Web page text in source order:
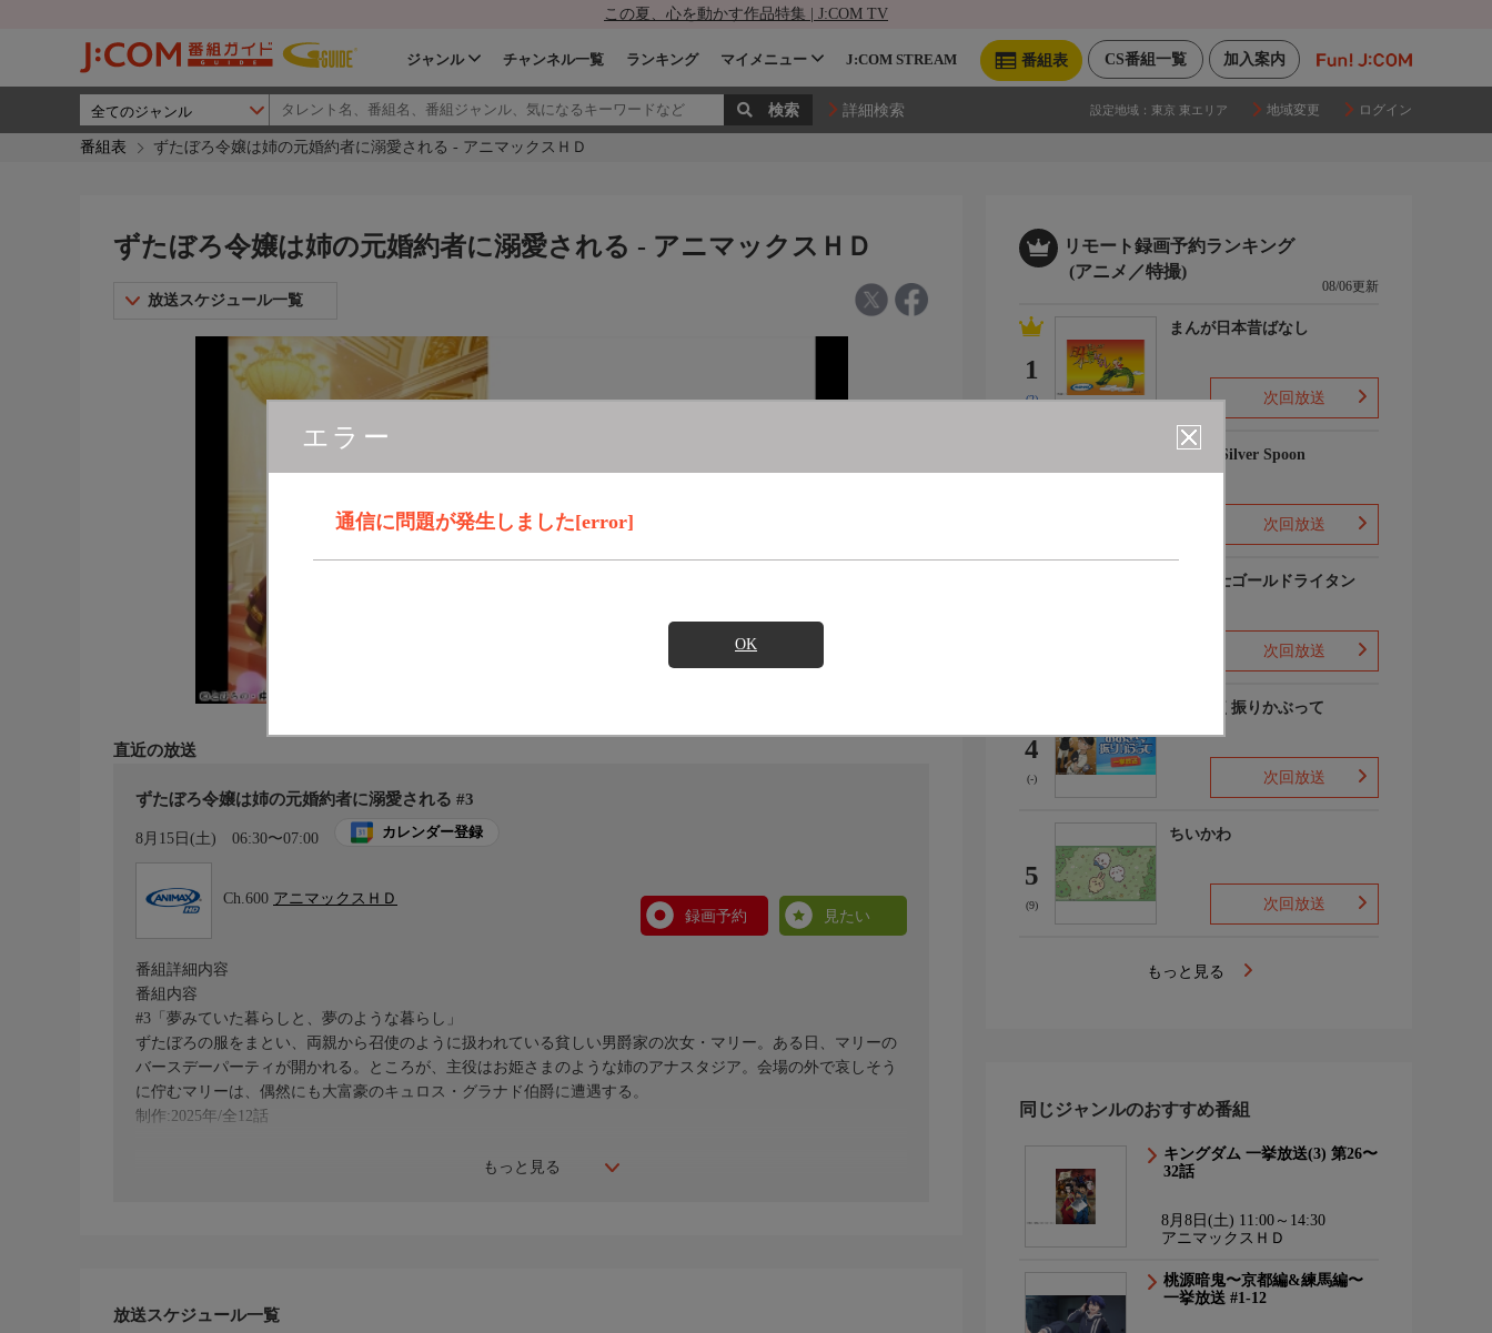
この夏、心を動かす作品特集 | J:COM TV
加入案内
CS番組一覧
番組表
ジャンル チャンネル一覧 ランキング マイメニュー J:COM STREAM
詳細検索 設定地域： 東京 東エリア 地域変更 ログイン
番組表 ずたぼろ令嬢は姉の元婚約者に溺愛される - アニマックスＨＤ
エラー
通信に問題が発生しました[error]
OK
ずたぼろ令嬢は姉の元婚約者に溺愛される - アニマックスＨＤ
放送スケジュール一覧
直近の放送
ずたぼろ令嬢は姉の元婚約者に溺愛される #3
8月15日(土) 06:30〜07:00 カレンダー登録
Ch.600 アニマックスＨＤ
録画予約
見たい
もっと見る
番組詳細内容
番組内容
#3「夢みていた暮らしと、夢のような暮らし」
ずたぼろの服をまとい、両親から召使のように扱われている貧しい男爵家の次女・マリー。ある日、マリーの
バースデーパーティが開かれる。ところが、主役はお姫さまのような姉のアナスタジア。会場の外で哀しそう
に佇むマリーは、偶然にも大富豪のキュロス・グラナド伯爵に遭遇する。
制作:2025年/全12話
放送スケジュール一覧
リモート録画予約ランキング
(アニメ／特撮)
08/06更新
1
(2)
まんが日本昔ばなし
次回放送
銀の匙 Silver Spoon
次回放送
黄金戦士ゴールドライタン
次回放送
4
(-)
おおきく振りかぶって
次回放送
5
(9)
ちいかわ
次回放送
もっと見る
同じジャンルのおすすめ番組
キングダム 一挙放送(3) 第26〜
32話
8月8日(土) 11:00～14:30
アニマックスＨＤ
桃源暗鬼〜京都編&練馬編〜
一挙放送 #1-12